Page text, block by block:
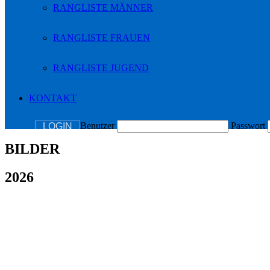
RANGLISTE MÄNNER
RANGLISTE FRAUEN
RANGLISTE JUGEND
KONTAKT
LOGIN Benutzer Passwort
BILDER
2026